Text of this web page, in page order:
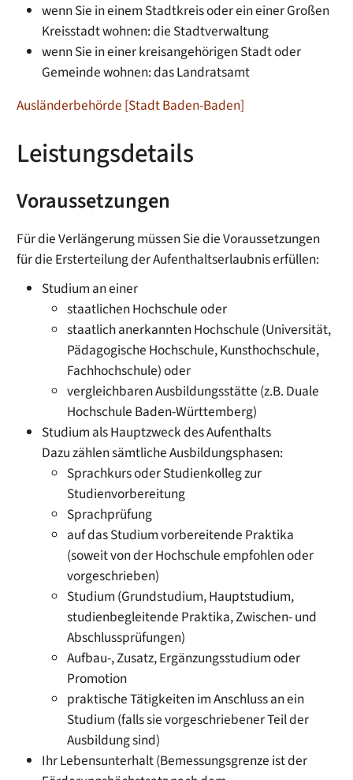
wenn Sie in einem Stadtkreis oder ein einer Großen
Kreisstadt wohnen: die Stadtverwaltung
wenn Sie in einer kreisangehörigen Stadt oder
Gemeinde wohnen: das Landratsamt
Ausländerbehörde [Stadt Baden-Baden]
Leistungsdetails
Voraussetzungen
Für die Verlängerung müssen Sie die Voraussetzungen
für die Ersterteilung der Aufenthaltserlaubnis erfüllen:
Studium an einer
staatlichen Hochschule oder
staatlich anerkannten Hochschule (Universität,
Pädagogische Hochschule, Kunsthochschule,
Fachhochschule)oder
vergleichbaren Ausbildungsstätte (z.B. Duale
Hochschule Baden-Württemberg)
Studium als Hauptzweck des Aufenthalts
Dazu zählen sämtliche Ausbildungsphasen:
Sprachkurs oder Studienkolleg zur
Studienvorbereitung
Sprachprüfung
auf das Studium vorbereitende Praktika
(soweit von der Hochschule empfohlen oder
vorgeschrieben)
Studium (Grundstudium, Hauptstudium,
studienbegleitende Praktika, Zwischen- und
Abschlussprüfungen)
Aufbau-, Zusatz, Ergänzungsstudium oder
Promotion
praktische Tätigkeiten im Anschluss an ein
Studium (falls sie vorgeschriebener Teil der
Ausbildung sind)
Ihr Lebensunterhalt(Bemessungsgrenze ist der